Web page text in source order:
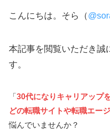
こんにちは。そら（
本記事を閲覧いただき誠
す。
「 30代になりキャリアップ
どの転職サイトや転職エー
悩んでいませんか？